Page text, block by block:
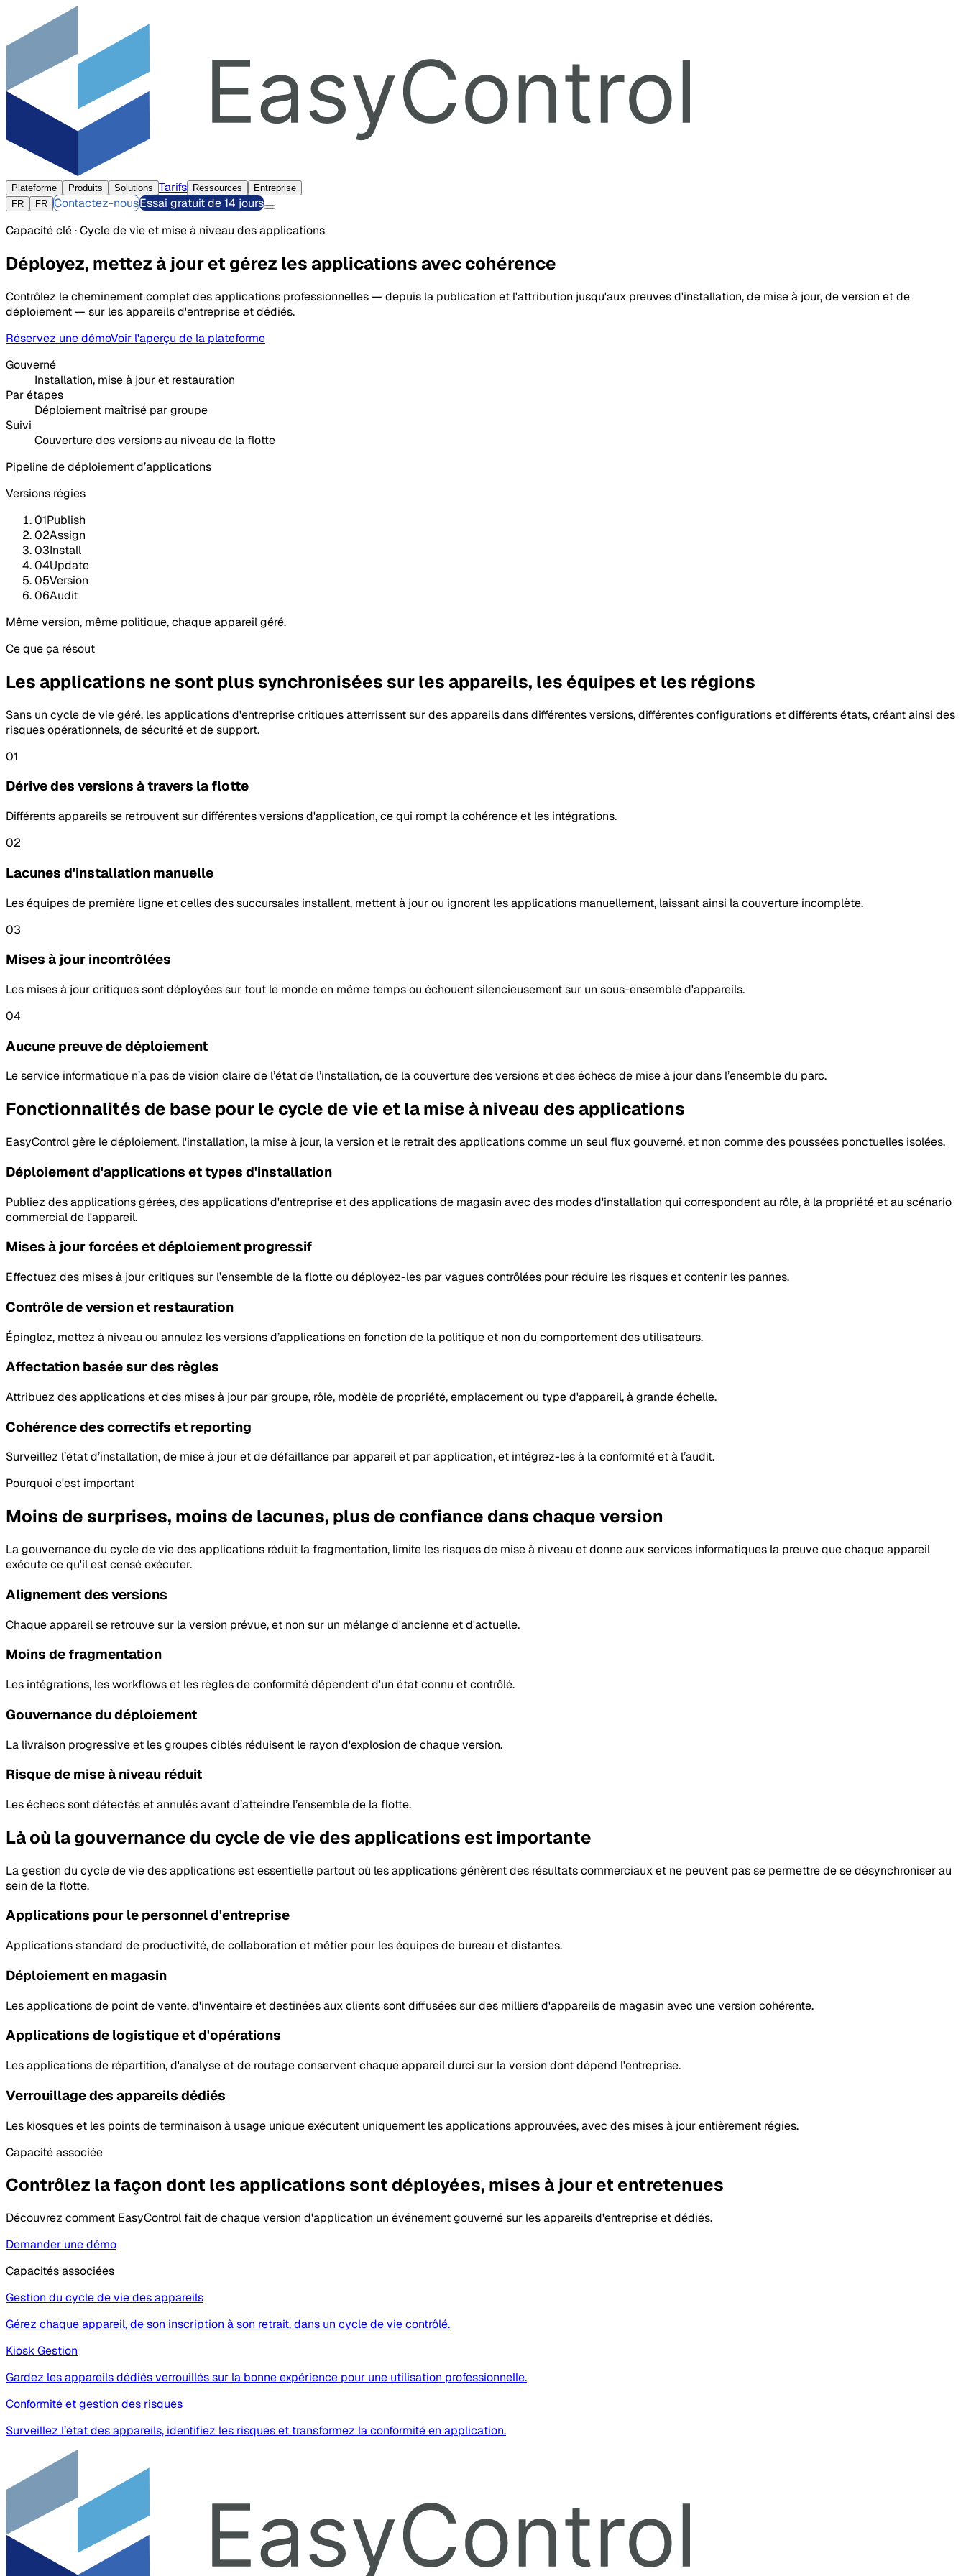
Plateforme Produits Solutions Tarifs Ressources
Entreprise
FR
FR Contactez-nousEssai gratuit de 14 jours
Capacité clé · Cycle de vie et mise à niveau des applications
Déployez, mettez à jour et gérez les applications avec cohérence
Contrôlez le cheminement complet des applications professionnelles — depuis la publication et l'attribution jusqu'aux preuves d'installation, de mise à jour, de version et de
déploiement — sur les appareils d'entreprise et dédiés.
Réservez une démoVoir l'aperçu de la plateforme
Gouverné
Installation, mise à jour et restauration
Par étapes
Déploiement maîtrisé par groupe
Suivi
Couverture des versions au niveau de la flotte
Pipeline de déploiement d’applications
Versions régies
01Publish
02Assign
03Install
04Update
05Version
06Audit
Même version, même politique, chaque appareil géré.
Ce que ça résout
Les applications ne sont plus synchronisées sur les appareils, les équipes et les régions
Sans un cycle de vie géré, les applications d'entreprise critiques atterrissent sur des appareils dans différentes versions, différentes configurations et différents états, créant ainsi des
risques opérationnels, de sécurité et de support.
01
Dérive des versions à travers la flotte
Différents appareils se retrouvent sur différentes versions d'application, ce qui rompt la cohérence et les intégrations.
02
Lacunes d'installation manuelle
Les équipes de première ligne et celles des succursales installent, mettent à jour ou ignorent les applications manuellement, laissant ainsi la couverture incomplète.
03
Mises à jour incontrôlées
Les mises à jour critiques sont déployées sur tout le monde en même temps ou échouent silencieusement sur un sous-ensemble d'appareils.
04
Aucune preuve de déploiement
Le service informatique n’a pas de vision claire de l’état de l’installation, de la couverture des versions et des échecs de mise à jour dans l’ensemble du parc.
Fonctionnalités de base pour le cycle de vie et la mise à niveau des applications
EasyControl gère le déploiement, l'installation, la mise à jour, la version et le retrait des applications comme un seul flux gouverné, et non comme des poussées ponctuelles isolées.
Déploiement d'applications et types d'installation
Publiez des applications gérées, des applications d'entreprise et des applications de magasin avec des modes d'installation qui correspondent au rôle, à la propriété et au scénario
commercial de l'appareil.
Mises à jour forcées et déploiement progressif
Effectuez des mises à jour critiques sur l’ensemble de la flotte ou déployez-les par vagues contrôlées pour réduire les risques et contenir les pannes.
Contrôle de version et restauration
Épinglez, mettez à niveau ou annulez les versions d’applications en fonction de la politique et non du comportement des utilisateurs.
Affectation basée sur des règles
Attribuez des applications et des mises à jour par groupe, rôle, modèle de propriété, emplacement ou type d'appareil, à grande échelle.
Cohérence des correctifs et reporting
Surveillez l’état d’installation, de mise à jour et de défaillance par appareil et par application, et intégrez-les à la conformité et à l’audit.
Pourquoi c'est important
Moins de surprises, moins de lacunes, plus de confiance dans chaque version
La gouvernance du cycle de vie des applications réduit la fragmentation, limite les risques de mise à niveau et donne aux services informatiques la preuve que chaque appareil
exécute ce qu'il est censé exécuter.
Alignement des versions
Chaque appareil se retrouve sur la version prévue, et non sur un mélange d'ancienne et d'actuelle.
Moins de fragmentation
Les intégrations, les workflows et les règles de conformité dépendent d'un état connu et contrôlé.
Gouvernance du déploiement
La livraison progressive et les groupes ciblés réduisent le rayon d'explosion de chaque version.
Risque de mise à niveau réduit
Les échecs sont détectés et annulés avant d’atteindre l’ensemble de la flotte.
Là où la gouvernance du cycle de vie des applications est importante
La gestion du cycle de vie des applications est essentielle partout où les applications génèrent des résultats commerciaux et ne peuvent pas se permettre de se désynchroniser au
sein de la flotte.
Applications pour le personnel d'entreprise
Applications standard de productivité, de collaboration et métier pour les équipes de bureau et distantes.
Déploiement en magasin
Les applications de point de vente, d'inventaire et destinées aux clients sont diffusées sur des milliers d'appareils de magasin avec une version cohérente.
Applications de logistique et d'opérations
Les applications de répartition, d'analyse et de routage conservent chaque appareil durci sur la version dont dépend l'entreprise.
Verrouillage des appareils dédiés
Les kiosques et les points de terminaison à usage unique exécutent uniquement les applications approuvées, avec des mises à jour entièrement régies.
Capacité associée
Contrôlez la façon dont les applications sont déployées, mises à jour et entretenues
Découvrez comment EasyControl fait de chaque version d'application un événement gouverné sur les appareils d'entreprise et dédiés.
Demander une démo
Capacités associées
Gestion du cycle de vie des appareils
Gérez chaque appareil, de son inscription à son retrait, dans un cycle de vie contrôlé.
Kiosk Gestion
Gardez les appareils dédiés verrouillés sur la bonne expérience pour une utilisation professionnelle.
Conformité et gestion des risques
Surveillez l’état des appareils, identifiez les risques et transformez la conformité en application.